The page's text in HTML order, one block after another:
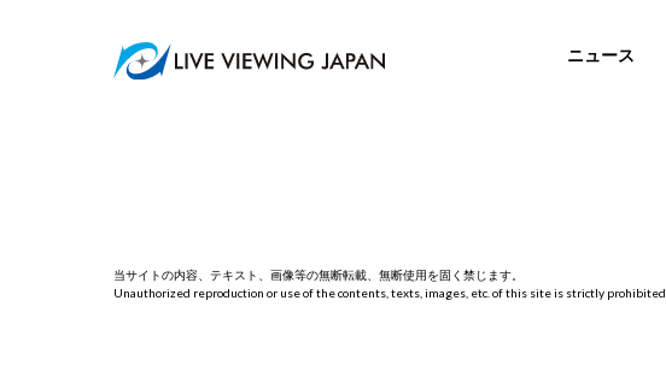
ニュース
当サイトの内容、テキスト、画像等の無断転載、無断使用を固く禁じます。
Unauthorized reproduction or use of the contents, texts, images, etc. of this site is strictly prohibited.